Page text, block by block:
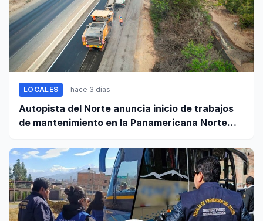
LOCALES hace 3 días
Autopista del Norte anuncia inicio de trabajos
de mantenimiento en la Panamericana Norte